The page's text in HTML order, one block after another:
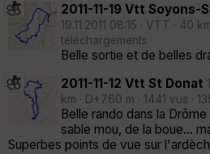
2011-11-19 Vtt
19.11.2011 08:15 · VTT · 40
téléchargements ·
Belle sortie et de belles
2011-11-12 Vtt St Donat
km · D+760 m · 1441 vus ·
Belle rando dans la
sable mou, de la boue...
Superbes points de vue sur